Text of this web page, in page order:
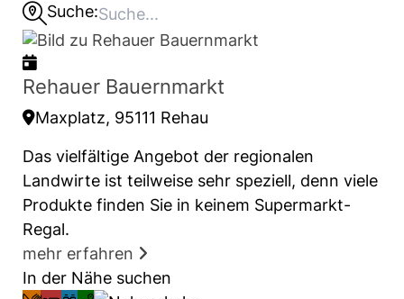
Suche:
Rehauer Bauernmarkt
Maxplatz, 95111 Rehau
Das vielfältige Angebot der regionalen
Landwirte ist teilweise sehr speziell, denn viele
Produkte finden Sie in keinem Supermarkt-
Regal.
mehr erfahren
In der Nähe suchen